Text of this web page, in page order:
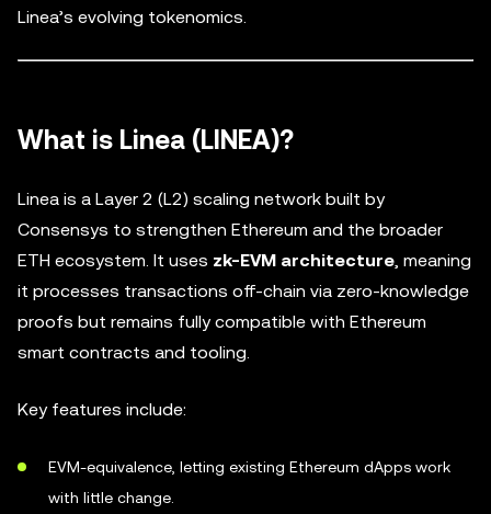
Linea’s evolving tokenomics.
What is Linea (LINEA)?
Linea is a Layer 2 (L2) scaling network built by
Consensys to strengthen Ethereum and the broader
ETH ecosystem. It uses zk-EVM architecture, meaning
it processes transactions off-chain via zero-knowledge
proofs but remains fully compatible with Ethereum
smart contracts and tooling.
Key features include:
EVM-equivalence, letting existing Ethereum dApps work
with little change.